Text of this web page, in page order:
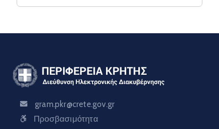
gram.pkr@crete.gov.gr
Προσβασιμότητα